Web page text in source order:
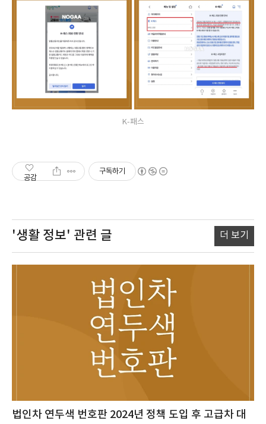
K-패스
공감
구독하기
'생활 정보' 관련 글 더 보기
법인차 연두색 번호판 2024년 정책 도입 후 고급차 대